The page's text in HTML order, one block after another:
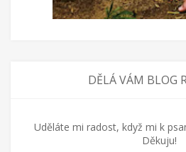
DĚLÁ VÁM BLOG
Uděláte mi radost, když mi k
Děkuju!